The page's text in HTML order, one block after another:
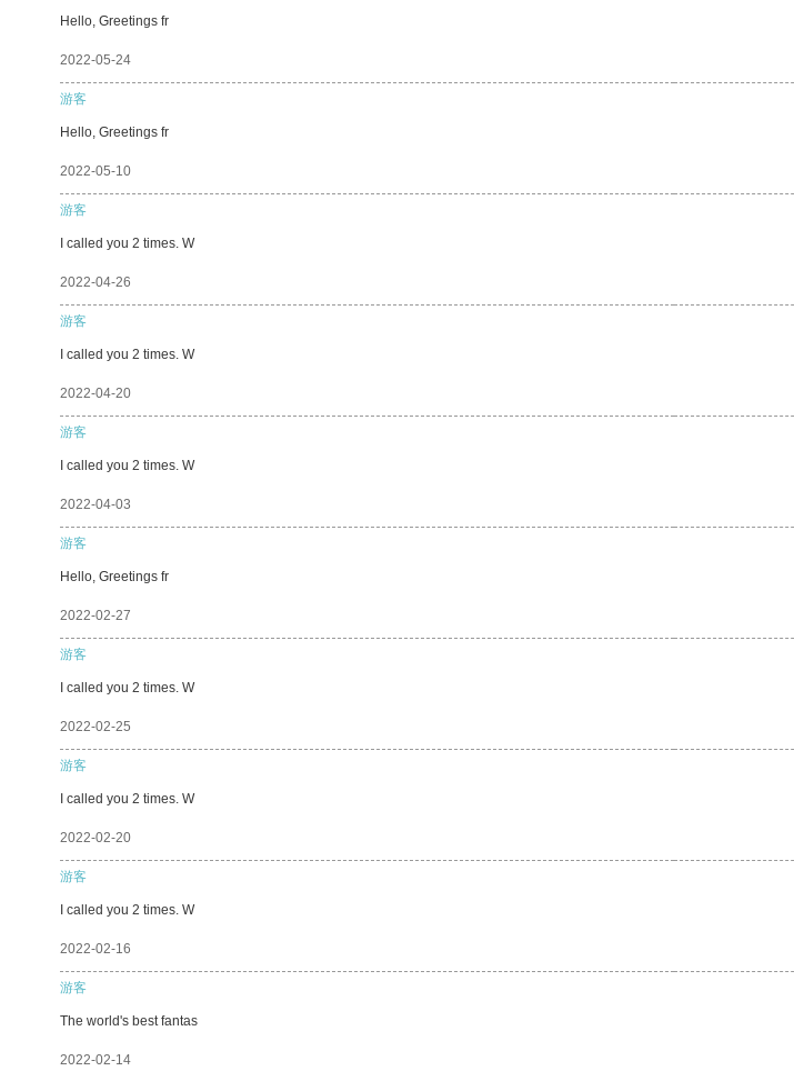
Hello, Greetings fr
2022-05-24
游客
Hello, Greetings fr
2022-05-10
游客
I called you 2 times. W
2022-04-26
游客
I called you 2 times. W
2022-04-20
游客
I called you 2 times. W
2022-04-03
游客
Hello, Greetings fr
2022-02-27
游客
I called you 2 times. W
2022-02-25
游客
I called you 2 times. W
2022-02-20
游客
I called you 2 times. W
2022-02-16
游客
The world's best fantas
2022-02-14